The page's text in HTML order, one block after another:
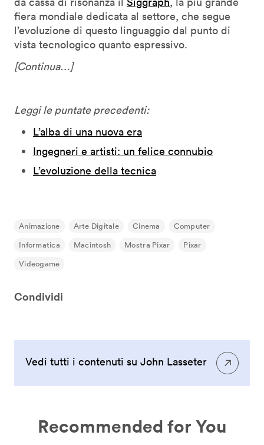
fiera mondiale dedicata al settore, che segue
l’evoluzione di questo linguaggio dal punto di
vista tecnologico quanto espressivo.
[Continua…]
Leggi le puntate precedenti:
L’alba di una nuova era
Ingegneri e artisti: un felice connubio
L’evoluzione della tecnica
Animazione Arte Digitale Cinema
Computer
Informatica
Macintosh Mostra Pixar
Pixar
Videogame
Condividi
Vedi tutti i contenuti su John Lasseter
Recommended for You